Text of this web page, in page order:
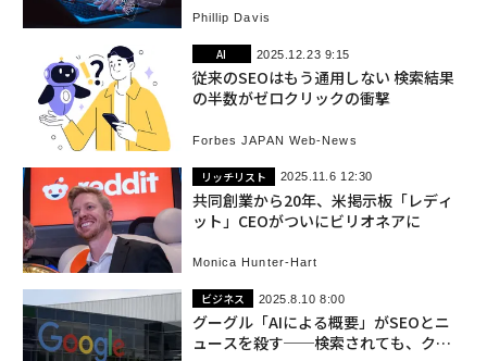
Phillip Davis
AI 2025.12.23 9:15
従来のSEOはもう通用しない 検索結果
の半数がゼロクリックの衝撃
Forbes JAPAN Web-News
リッチリスト 2025.11.6 12:30
共同創業から20年、米掲示板「レディ
ット」CEOがついにビリオネアに
Monica Hunter-Hart
ビジネス 2025.8.10 8:00
グーグル「AIによる概要」がSEOとニ
ュースを殺す──検索されても、クリ